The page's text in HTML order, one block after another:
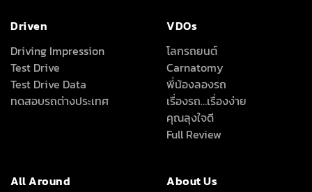
Driven
Driving Impression
Test Drive
Test Drive Data
ทดสอบรถต่างประเทศ
VDOs
โลกรถยนต์
Carnatomy
พี่น้องลองรถ
เรื่องรถ…เรื่องง่าย
คุณลุงใจดี
Full Review
All Around
About Us